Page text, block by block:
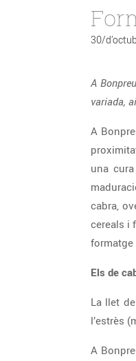
30/
A
variada,
A
una
cabra,
cereals i
formatge
Els de
La llet
l’estrès
A